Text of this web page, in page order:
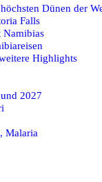
Dünen der
Falls
Namibias
Highlights
2027
Malaria